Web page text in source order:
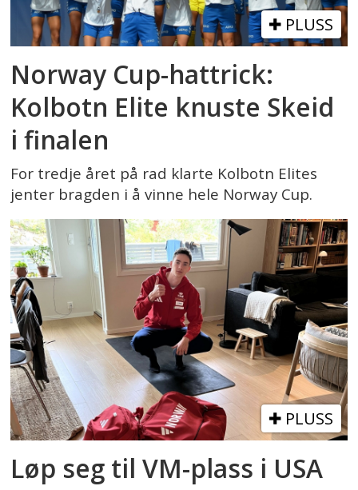
PLUSS
Norway Cup-hattrick:
Kolbotn Elite knuste Skeid
i finalen
For tredje året på rad klarte Kolbotn Elites
jenter bragden i å vinne hele Norway Cup.
PLUSS
Løp seg til VM-plass i USA